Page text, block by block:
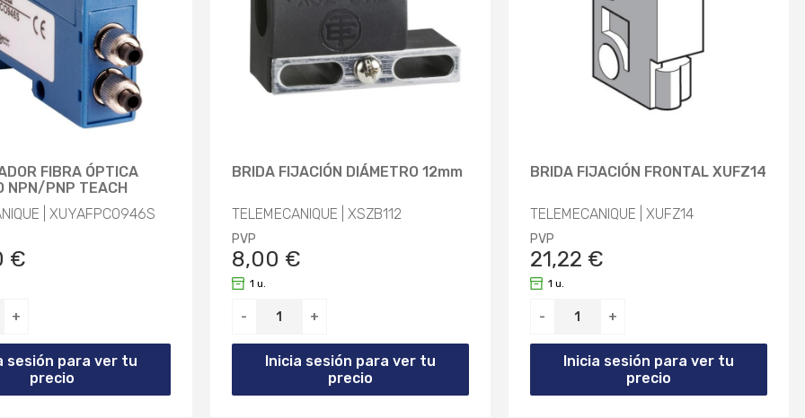
FIBRA ÓPTICA
NPN/PNP TEACH
| XUYAFPCO946S
€
+
sesión para ver tu
precio
BRIDA FIJACIÓN DIÁMETRO 12mm
TELEMECANIQUE | XSZB112
PVP
8,00 €
- +
1 u.
Inicia sesión para ver tu
precio
BRIDA FIJACIÓN FRONTAL XUFZ14
TELEMECANIQUE | XUFZ14
PVP
21,22 €
- +
1 u.
Inicia sesión para ver tu
precio